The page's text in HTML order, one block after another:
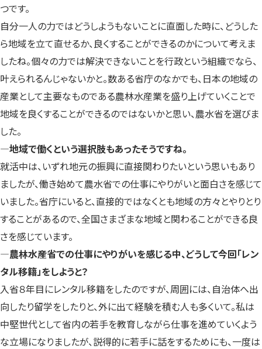
つです。
自分一人の力ではどうしようもないことに直面した時に、どうした
ら地域を立て直せるか、良くすることができるのかについて考えま
したね。個々の力では解決できないことを行政という組織でなら、
叶えられるんじゃないかと。数ある省庁のなかでも、日本の地域の
産業として主要なものである農林水産業を盛り上げていくことで
地域を良くすることができるのではないかと思い、農水省を選びま
した。
―地域で働くという選択肢もあったそうですね。
就活中は、いずれ地元の振興に直接関わりたいという思いもあり
ましたが、働き始めて農水省での仕事にやりがいと面白さを感じて
いました。省庁にいると、直接的ではなくとも地域の方々とやりとり
することがあるので、全国さまざまな地域と関わることができる良
さを感じています。
―農林水産省での仕事にやりがいを感じる中、どうして今回「レン
タル移籍」をしようと？
入省８年目にレンタル移籍をしたのですが、周囲には、自治体へ出
向したり留学をしたりと、外に出て経験を積む人も多くいて。私は
中堅世代として省内の若手を教育しながら仕事を進めていくよう
な立場になりましたが、説得的に若手に話をするためにも、一度は